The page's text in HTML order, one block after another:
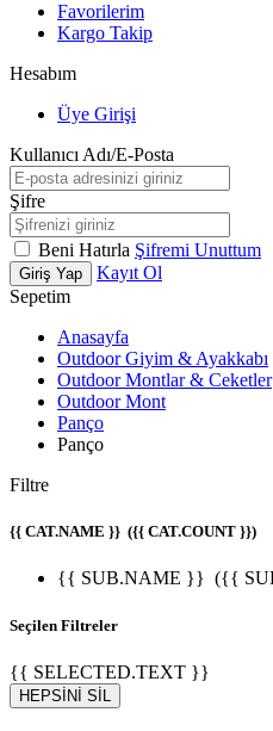
Favorilerim
Kargo Takip
Hesabım
Üye Girişi
Kullanıcı Adı/E-Posta
Şifre
Beni Hatırla Şifremi Unuttum
Giriş Yap
Kayıt Ol
Sepetim
Anasayfa
Outdoor Giyim & Ayakkabı
Outdoor Montlar & Ceketler
Outdoor Mont
Panço
Panço
Filtre
{{ CAT.NAME }} ({{ CAT.COUNT }})
{{ SUB.NAME }} ({{
Seçilen Filtreler
{{ SELECTED.TEXT }}
HEPSİNİ SİL